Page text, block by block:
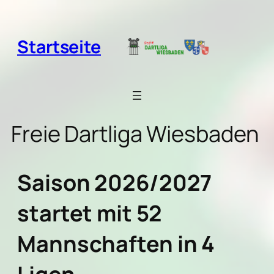
springen
Startseite
Freie Dartliga Wiesbaden
Saison 2026/2027
startet mit 52
Mannschaften in 4